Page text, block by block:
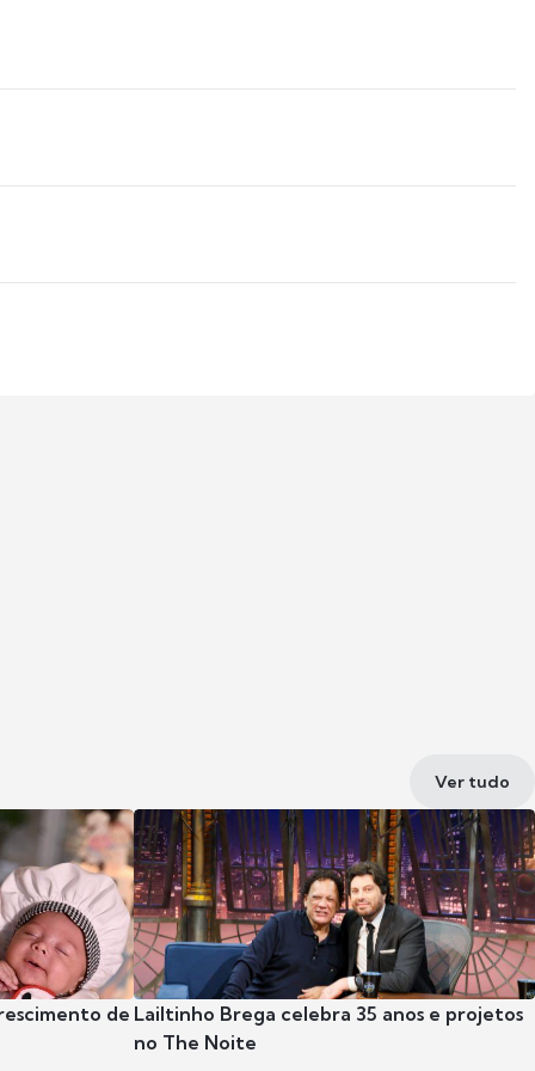
Ver tudo
de Lailtinho Brega celebra 35 anos e projetos
no The Noite